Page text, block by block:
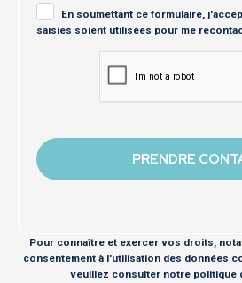
En soumettant ce formulaire,
saisies soient utilisées pour me
Pour connaître et exercer vos droits,
consentement à l'utilisation des données
veuillez consulter notre politique